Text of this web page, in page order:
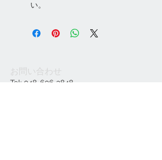
い。
お問い合わせ
Tel: 048-606-3848